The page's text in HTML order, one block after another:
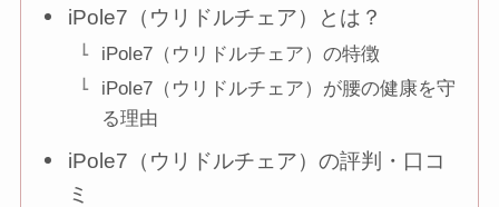
iPole7（ウリドルチェア）とは？
iPole7（ウリドルチェア）の特徴
iPole7（ウリドルチェア）が腰の健康を守
る理由
iPole7（ウリドルチェア）の評判・口コ
ミ